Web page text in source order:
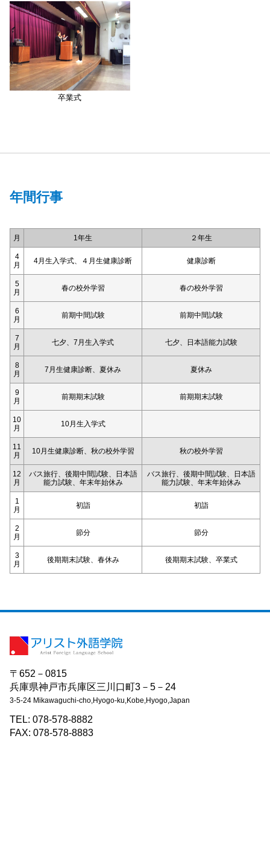
卒業式
年間行事
月 1年生 ２年生
4
月
4月生入学式、４月生健康診断 健康診断
5
月
春の校外学習 春の校外学習
6
月
前期中間試験 前期中間試験
7
月
七夕、7月生入学式 七夕、日本語能力試験
8
月
7月生健康診断、夏休み 夏休み
9
月
前期期末試験 前期期末試験
10
月
10月生入学式
11
月
10月生健康診断、秋の校外学習 秋の校外学習
12
月
バス旅行、後期中間試験、日本語
能力試験、年末年始休み
バス旅行、後期中間試験、日本語
能力試験、年末年始休み
1
月
初詣 初詣
2
月
節分 節分
3
月
後期期末試験、春休み 後期期末試験、卒業式
〒652－0815
兵庫県神戸市兵庫区三川口町3－5－24
3-5-24 Mikawaguchi-cho,Hyogo-ku,Kobe,Hyogo,Japan
TEL: 078-578-8882
FAX: 078-578-8883